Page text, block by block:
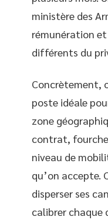
ministère des
rémunération
différents du
Concrètement,
poste idéale
zone
contrat,
niveau de
qu’on accepte.
disperser ses
calibrer chaque